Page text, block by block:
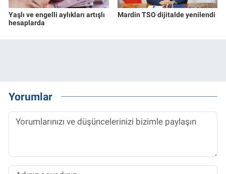
Yaşlı ve engelli aylıkları artışlı
hesaplarda
Mardin TSO dijitalde yenilendi
Yorumlar